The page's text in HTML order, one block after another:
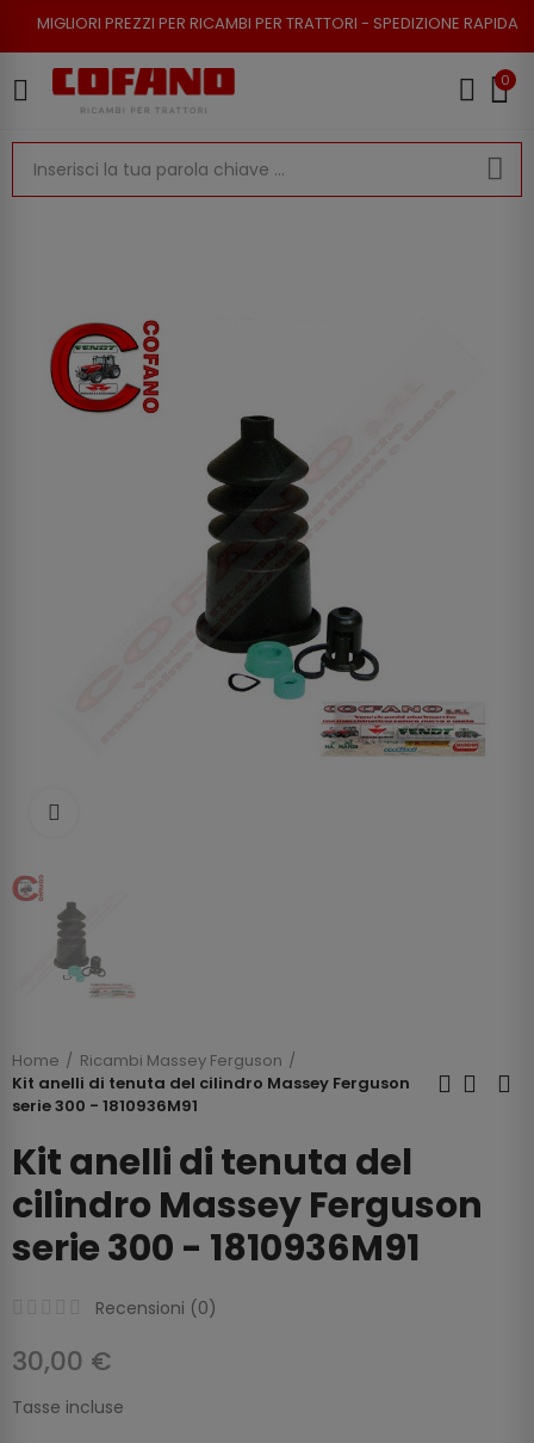
PER RICAMBI PER TRATTORI - SPEDIZIONE RAPIDA - RESO
0
Home
Ricambi Massey Ferguson
Kit anelli di tenuta del cilindro Massey Ferguson
serie 300 - 1810936M91
Kit anelli di tenuta del
cilindro Massey Ferguson
serie 300 - 1810936M91
Recensioni (0)
30,00 €
Tasse incluse